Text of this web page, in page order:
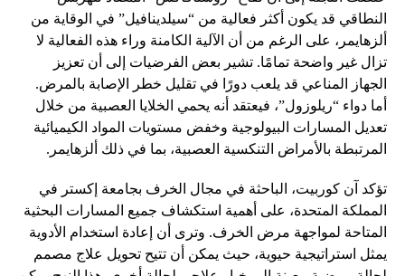
النطاقي قد يكون أكثر فعالية من “سيلدينافيل” في الوقاية من
ألزهايمر، على الرغم من أن الآلية الكامنة وراء هذه الفعالية لا
تزال غير واضحة تمامًا. تشير بعض الفرضيات إلى أن تعزيز
الجهاز المناعي قد يلعب دورًا في تقليل خطر الإصابة بالمرض.
أما دواء “ريلوزول”، فيعتقد أنه يحمي الخلايا العصبية من خلال
تعديل المسارات البيولوجية وخفض مستويات المواد الكيميائية
المرتبطة بالأمراض التنكسية العصبية، بما في ذلك ألزهايمر.
تؤكد آن كوربيت، الباحثة في مجال الخرف بجامعة إكستر في
المملكة المتحدة، على أهمية استكشاف جميع المسارات البحثية
المتاحة لمواجهة مرض الخرف. وترى أن إعادة استخدام الأدوية
يمثل استراتيجية حيوية، حيث يمكن أن تتيح تحويل علاج مصمم